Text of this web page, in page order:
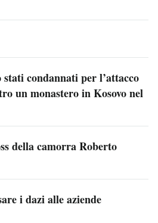
condannati per l’attacco
un monastero in Kosovo nel
della camorra Roberto
i dazi alle aziende